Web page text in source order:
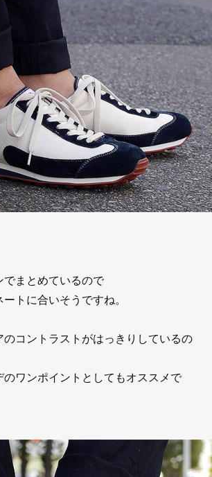
まとめているので
トに合いそうですね。
コントラストがはっきりしているの
ワンポイントとしてもオススメで